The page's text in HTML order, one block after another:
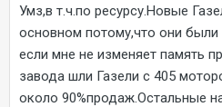
Умз,в т.ч.по ресурсу.Новые
основном потому,что они
если мне не изменяет память
завода шли Газели с 405
около 90%продаж.Остальные